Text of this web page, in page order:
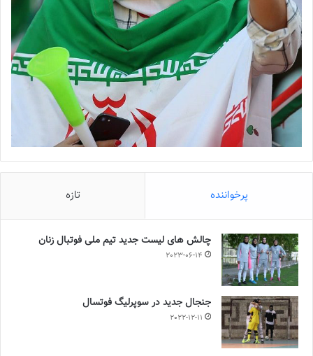
پرخواننده تازه
چالش هاى ليست جدید تيم ملى فوتبال زنان
2023-06-14
جنجال جدید در سوپرلیگ فوتسال
2022-12-11